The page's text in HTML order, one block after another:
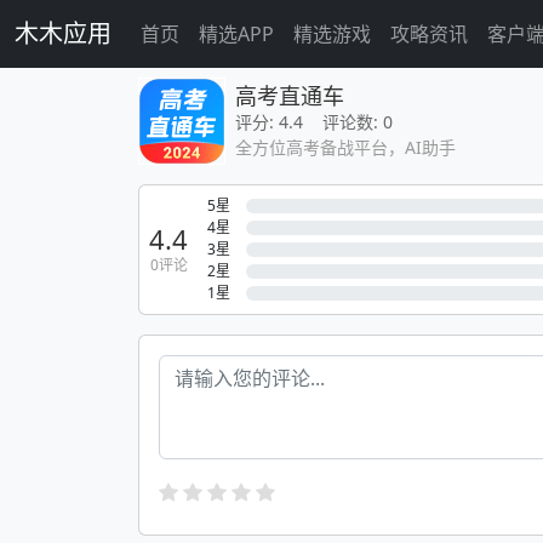
木木应用 首页 精选APP 精选游戏 攻略资讯 客户
高考直通车
评分: 4.4 评论数: 0
全方位高考备战平台，AI助手
4.4
0评论
5星
4星
3星
2星
1星